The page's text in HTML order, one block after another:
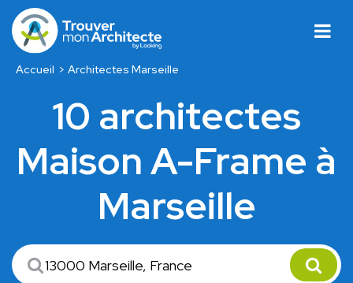
Accueil Architectes Marseille
10 architectes
Maison A-Frame à
Marseille